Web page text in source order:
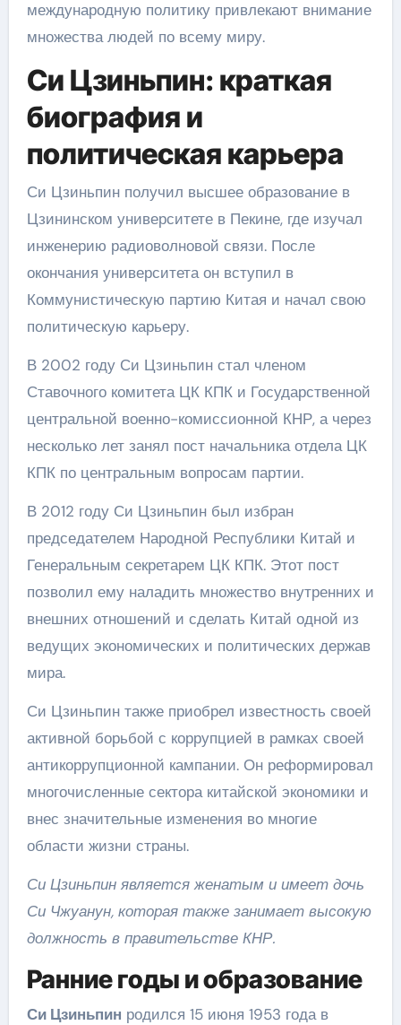
международную политику привлекают внимание
множества людей по всему миру.
Си Цзиньпин: краткая
биография и
политическая карьера
Си Цзиньпин получил высшее образование в
Цзининском университете в Пекине, где изучал
инженерию радиоволновой связи. После
окончания университета он вступил в
Коммунистическую партию Китая и начал свою
политическую карьеру.
В 2002 году Си Цзиньпин стал членом
Ставочного комитета ЦК КПК и Государственной
центральной военно-комиссионной КНР, а через
несколько лет занял пост начальника отдела ЦК
КПК по центральным вопросам партии.
В 2012 году Си Цзиньпин был избран
председателем Народной Республики Китай и
Генеральным секретарем ЦК КПК. Этот пост
позволил ему наладить множество внутренних и
внешних отношений и сделать Китай одной из
ведущих экономических и политических держав
мира.
Си Цзиньпин также приобрел известность своей
активной борьбой с коррупцией в рамках своей
антикоррупционной кампании. Он реформировал
многочисленные сектора китайской экономики и
внес значительные изменения во многие
области жизни страны.
Си Цзиньпин является женатым и имеет дочь
Си Чжуанун, которая также занимает высокую
должность в правительстве КНР.
Ранние годы и образование
Си Цзиньпин родился 15 июня 1953 года в